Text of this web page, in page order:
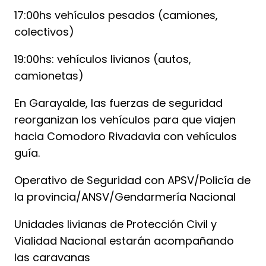
17:00hs vehículos pesados (camiones,
colectivos)
19:00hs: vehículos livianos (autos,
camionetas)
En Garayalde, las fuerzas de seguridad
reorganizan los vehículos para que viajen
hacia Comodoro Rivadavia con vehículos
guía.
Operativo de Seguridad con APSV/Policía de
la provincia/ANSV/Gendarmería Nacional
Unidades livianas de Protección Civil y
Vialidad Nacional estarán acompañando
las caravanas